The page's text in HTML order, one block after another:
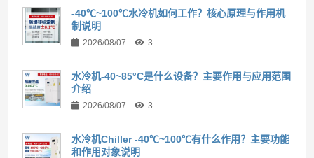
-40℃~100℃水冷机如何工作？核心原理与作用机
制说明
2026/08/07 3
水冷机-40~85°C是什么设备？主要作用与应用范围
介绍
2026/08/07 3
水冷机Chiller -40℃~100℃有什么作用？主要功能
和作用对象说明